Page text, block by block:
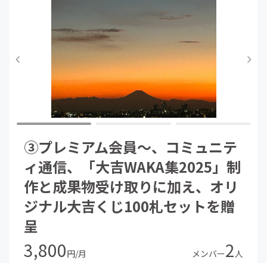
③プレミアム会員～、コミュニテ
ィ通信、「大吉WAKA集2025」制
作と成果物受け取りに加え、オリ
ジナル大吉くじ100札セットを贈
呈
3,800円/月 メンバー2人